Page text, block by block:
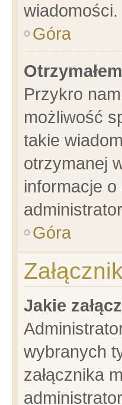
wiadomości.
Góra
Przykro
możliwość
takie
otrzymanej
informacje o
Góra
Jakie
wybranych
załącznika